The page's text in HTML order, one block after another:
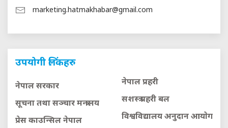
marketing.hatmakhabar@gmail.com
उपयोगी लिंकहरु
नेपाल सरकार
सूचना तथा सञ्चार मन्त्रालय
प्रेस काउन्सिल नेपाल
नेपाल प्रहरी
सशस्त्र प्रहरी बल
विश्वविद्यालय अनुदान आयाेग